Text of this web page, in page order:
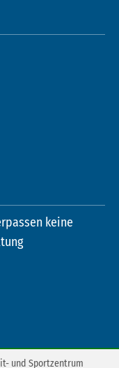
keine
und Sportzentrum